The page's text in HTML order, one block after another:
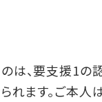
は、要支援1の
れます。ご本